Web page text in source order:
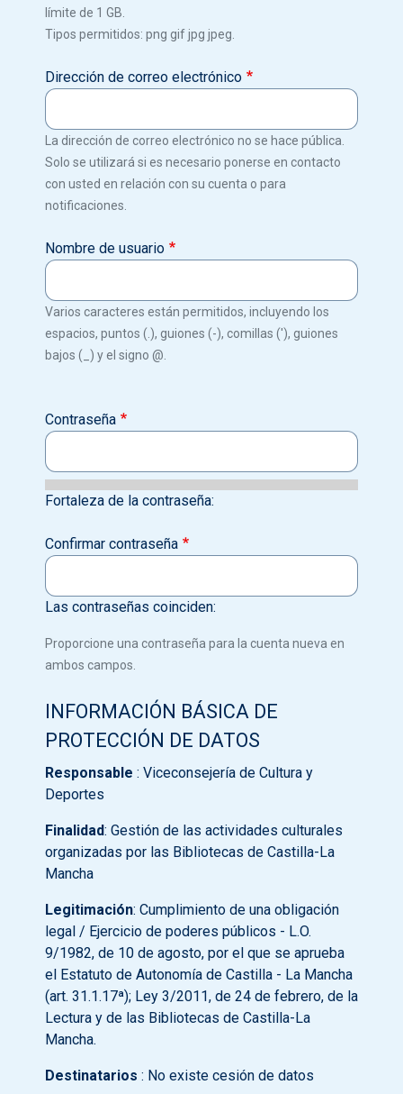
límite de 1 GB.
Tipos permitidos: png gif jpg jpeg.
Dirección de correo electrónico
La dirección de correo electrónico no se hace pública.
Solo se utilizará si es necesario ponerse en contacto
con usted en relación con su cuenta o para
notificaciones.
Nombre de usuario
Varios caracteres están permitidos, incluyendo los
espacios, puntos (.), guiones (-), comillas ('), guiones
bajos (_) y el signo @.
Contraseña
Fortaleza de la contraseña:
Confirmar contraseña
Las contraseñas coinciden:
Proporcione una contraseña para la cuenta nueva en
ambos campos.
INFORMACIÓN BÁSICA DE
PROTECCIÓN DE DATOS
Responsable : Viceconsejería de Cultura y
Deportes
Finalidad: Gestión de las actividades culturales
organizadas por las Bibliotecas de Castilla-La
Mancha
Legitimación: Cumplimiento de una obligación
legal / Ejercicio de poderes públicos - L.O.
9/1982, de 10 de agosto, por el que se aprueba
el Estatuto de Autonomía de Castilla - La Mancha
(art. 31.1.17ª); Ley 3/2011, de 24 de febrero, de la
Lectura y de las Bibliotecas de Castilla-La
Mancha.
Destinatarios : No existe cesión de datos